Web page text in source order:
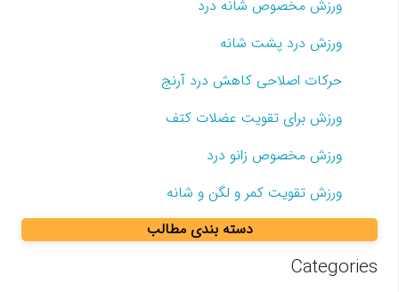
ورزش مخصوص شانه درد
ورزش درد پشت شانه
حرکات اصلاحی کاهش درد آرنج
ورزش برای تقویت عضلات کتف
ورزش مخصوص زانو درد
ورزش تقویت کمر و لگن و شانه
دسته بندی مطالب
Categories